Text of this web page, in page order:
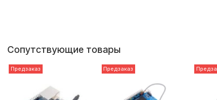
Сопутствующие товары
Предзаказ Предзаказ